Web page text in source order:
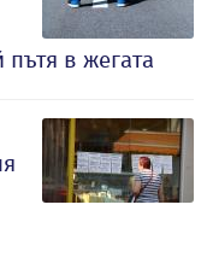
в жегата